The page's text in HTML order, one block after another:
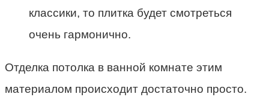
классики, то плитка будет смотреться
очень гармонично.
Отделка потолка в ванной комнате этим
материалом происходит достаточно просто.